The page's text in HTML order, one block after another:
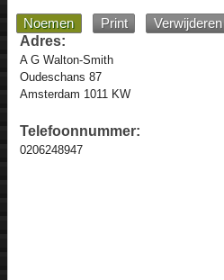
Noemen Print Verwijderen
Adres:
A G Walton-Smith
Oudeschans 87
Amsterdam 1011 KW
Telefoonnummer:
0206248947